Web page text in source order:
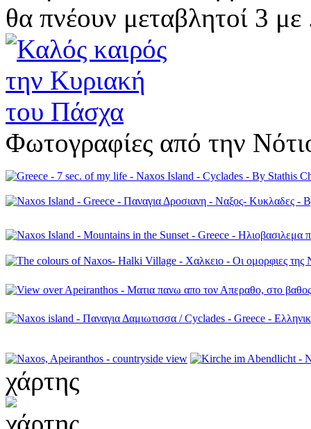
θα πνέουν μεταβλητοί 3 με
Φωτογραφίες από την
χάρτης